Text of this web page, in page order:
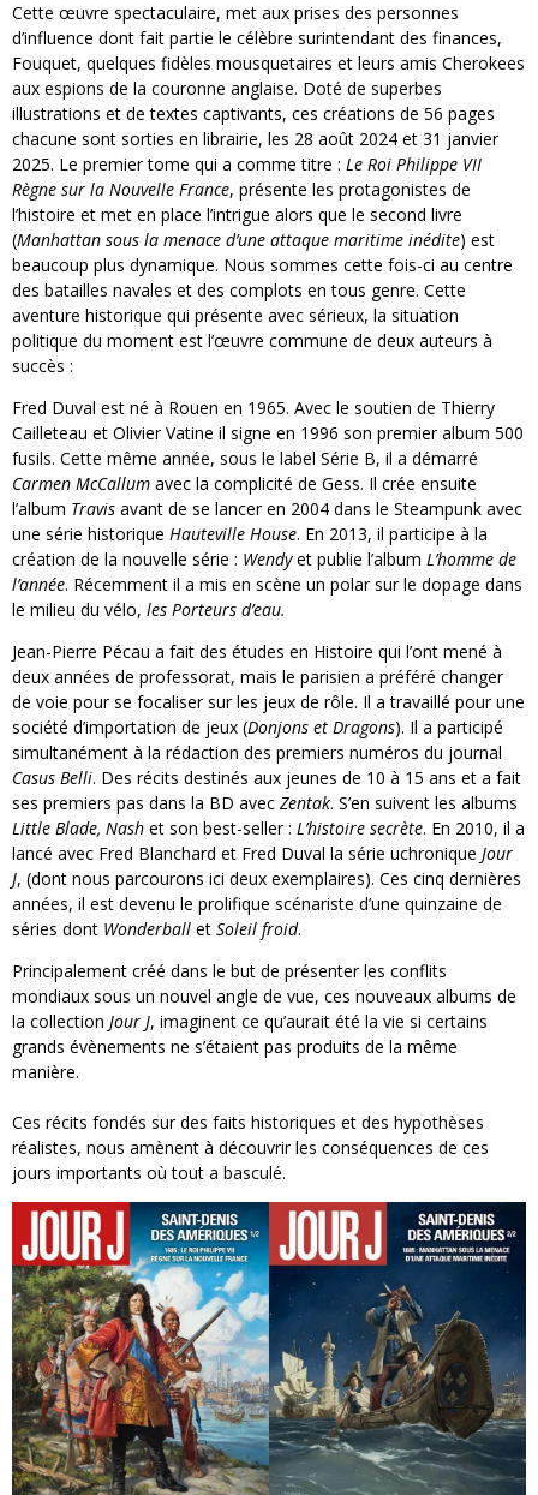
Cette œuvre spectaculaire, met aux prises des personnes
d’influence dont fait partie le célèbre surintendant des finances,
Fouquet, quelques fidèles mousquetaires et leurs amis Cherokees
aux espions de la couronne anglaise. Doté de superbes
illustrations et de textes captivants, ces créations de 56 pages
chacune sont sorties en librairie, les 28 août 2024 et 31 janvier
2025. Le premier tome qui a comme titre : Le Roi Philippe VII
Règne sur la Nouvelle France, présente les protagonistes de
l’histoire et met en place l’intrigue alors que le second livre
(Manhattan sous la menace d’une attaque maritime inédite) est
beaucoup plus dynamique. Nous sommes cette fois-ci au centre
des batailles navales et des complots en tous genre. Cette
aventure historique qui présente avec sérieux, la situation
politique du moment est l’œuvre commune de deux auteurs à
succès :
Fred Duval est né à Rouen en 1965. Avec le soutien de Thierry
Cailleteau et Olivier Vatine il signe en 1996 son premier album 500
fusils. Cette même année, sous le label Série B, il a démarré
Carmen McCallum avec la complicité de Gess. Il crée ensuite
l’album Travis avant de se lancer en 2004 dans le Steampunk avec
une série historique Hauteville House. En 2013, il participe à la
création de la nouvelle série : Wendyet publie l’album L’homme de
l’année. Récemment il a mis en scène un polar sur le dopage dans
le milieu du vélo, les Porteurs d’eau.
Jean-Pierre Pécau a fait des études en Histoire qui l’ont mené à
deux années de professorat, mais le parisien a préféré changer
de voie pour se focaliser sur les jeux de rôle. Il a travaillé pour une
société d’importation de jeux (Donjons et Dragons). Il a participé
simultanément à la rédaction des premiers numéros du journal
Casus Belli. Des récits destinés aux jeunes de 10 à 15 ans et a fait
ses premiers pas dans la BD avec Zentak. S’en suivent les albums
Little Blade, Nash et son best-seller : L’histoire secrète. En 2010, il a
lancé avec Fred Blanchard et Fred Duval la série uchronique Jour
J, (dont nous parcourons ici deux exemplaires). Ces cinq dernières
années, il est devenu le prolifique scénariste d’une quinzaine de
séries dont Wonderball et Soleil froid.
Principalement créé dans le but de présenter les conflits
mondiaux sous un nouvel angle de vue, ces nouveaux albums de
la collection Jour J, imaginent ce qu’aurait été la vie si certains
grands évènements ne s’étaient pas produits de la même
manière.
Ces récits fondés sur des faits historiques et des hypothèses
réalistes, nous amènent à découvrir les conséquences de ces
jours importants où tout a basculé.